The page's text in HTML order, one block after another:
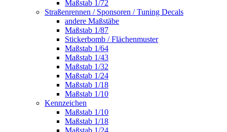
Maßstab 1/72
Straßenrennen / Sponsoren / Tuning Decals
andere Maßstäbe
Maßstab 1/87
Stickerbomb / Flächenmuster
Maßstab 1/64
Maßstab 1/43
Maßstab 1/32
Maßstab 1/24
Maßstab 1/18
Maßstab 1/10
Kennzeichen
Maßstab 1/10
Maßstab 1/18
Maßstab 1/24